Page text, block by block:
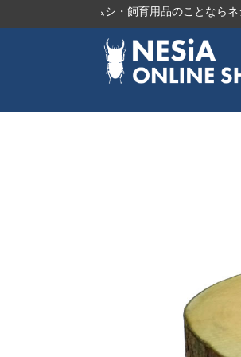
タ、カブトムシ・飼育用品のことならネシア